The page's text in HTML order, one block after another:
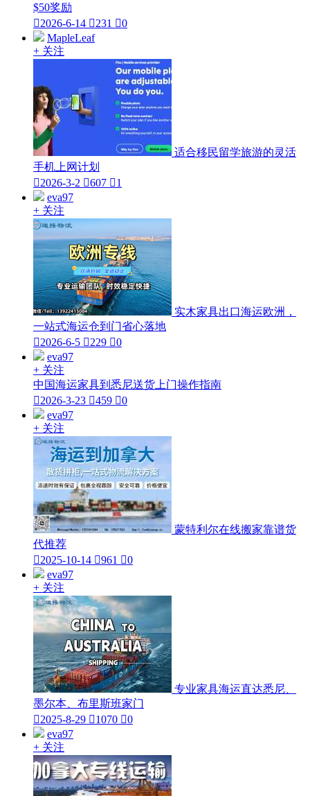
$50奖励
2026-6-14 231 0
MapleLeaf
+ 关注
适合移民留学旅游的灵活
手机上网计划
2026-3-2 607 1
eva97
+ 关注
实木家具出口海运欧洲，
一站式海运仓到门省心落地
2026-6-5 229 0
eva97
+ 关注
中国海运家具到悉尼送货上门操作指南
2026-3-23 459 0
eva97
+ 关注
蒙特利尔在线搬家靠谱货
代推荐
2025-10-14 961 0
eva97
+ 关注
专业家具海运直达悉尼、
墨尔本、布里斯班家门
2025-8-29 1070 0
eva97
+ 关注